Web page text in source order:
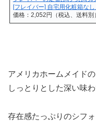
[フレイバー] 自宅用化粧箱な
価格：2,052円（税込、送料別）
アメリカホームメイドの
しっとりとした深い味わ
存在感たっぷりのシフォ